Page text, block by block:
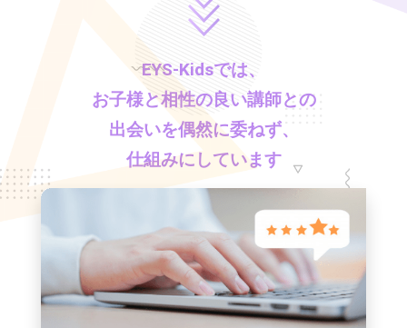
EYS-Kidsでは、
お子様と相性の良い講師との
出会いを偶然に委ねず、
仕組みにしています